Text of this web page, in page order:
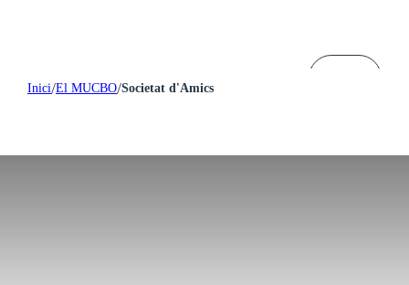
Inici/El MUCBO/Societat d'Amics